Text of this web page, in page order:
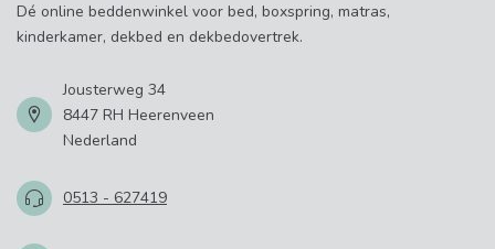
Dé online beddenwinkel voor bed, boxspring, matras,
kinderkamer, dekbed en dekbedovertrek.
Jousterweg 34
8447 RH Heerenveen
Nederland
0513 - 627419